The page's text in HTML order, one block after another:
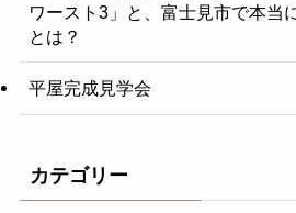
ワースト3」と、富士見市で本当
とは？
平屋完成見学会
カテゴリー